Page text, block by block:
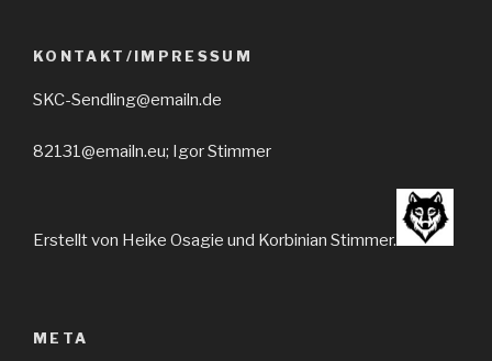
KONTAKT/IMPRESSUM
SKC-Sendling@emailn.de
82131@emailn.eu; Igor Stimmer
Erstellt von Heike Osagie und Korbinian Stimmer.
META